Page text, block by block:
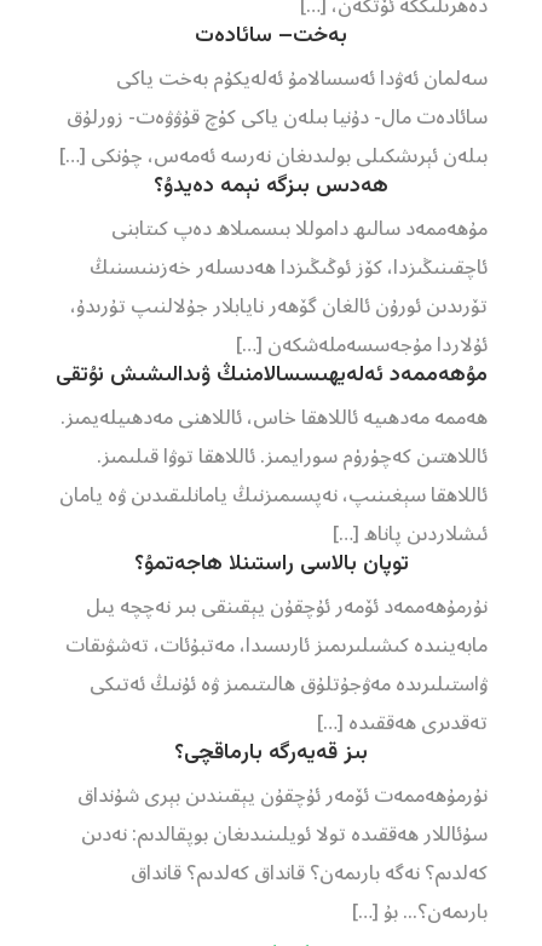
بەخت– سائادەت
سەلمان ئەۋدا ئەسسالامۇ ئەلەيكۇم بەخت ياكى
سائادەت مال- دۇنيا بىلەن ياكى كۈچ قۇۋۋەت- زورلۇق
بىلەن ئېرىشكىلى بولىدىغان نەرسە ئەمەس، چۈنكى […]
ھەدىس بىزگە نېمە دەيدۇ؟
مۇھەممەد سالىھ داموللا بىسمىلاھ دەپ كىتابنى
ئاچقىنىڭىزدا، كۆز ئوڭىڭىزدا ھەدىسلەر خەزىنىسنىڭ
تۆرىدىن ئورۇن ئالغان گۆھەر نايابلار جۇلالنىپ تۇرىدۇ،
ئۇلاردا مۇجەسسەملەشكەن […]
مۇھەممەد ئەلەيھىسسالامنىڭ ۋىدالىشىش نۇتقى
ھەممە مەدھىيە ئاللاھقا خاس، ئاللاھنى مەدھىيلەيمىز.
ئاللاھتىن كەچۈرۈم سورايمىز. ئاللاھقا توۋا قىلىمىز.
ئاللاھقا سېغىنىپ، نەپسىمىزنىڭ يامانلىقىدىن ۋە يامان
ئىشلاردىن پاناھ […]
توپان بالاسى راستىنلا ھاجەتمۇ؟
نۇرمۇھەممەد ئۆمەر ئۇچقۇن يېقىنقى بىر نەچچە يىل
مابەينىدە كىشىلىرىمىز ئارىسىدا، مەتبۇئات، تەشۋىقات
ۋاستىلىرىدە مەۋجۇتلۇق ھالىتىمىز ۋە ئۇنىڭ ئەتىكى
تەقدىرى ھەققىدە […]
بىز قەيەرگە بارماقچى؟
نۇرمۇھەممەت ئۆمەر ئۇچقۇن يېقىندىن بېرى شۇنداق
سۇئاللار ھەققىدە تولا ئويلىنىدىغان بوپقالدىم: نەدىن
كەلدىم؟ نەگە بارىمەن؟ قانداق كەلدىم؟ قانداق
بارىمەن؟... بۇ […]